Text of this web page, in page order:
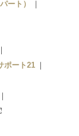
ート）
ポート21